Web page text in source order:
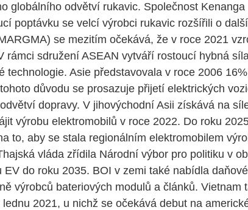
globálního odvětví rukavic. Společnost
poptávku se velcí výrobci rukavic rozšířili o
se mezitím očekává, že v roce 2021
sdružení ASEAN vytváří rostoucí hybná
Asie představovala v roce 2006
důvodu se prosazuje přijetí elektrických
dopravy. V jihovýchodní Asii získává na
výrobu elektromobilů v roce 2022. Do roku
to, aby se stala regionálním elektromobilem
vláda zřídila Národní výbor pro politiku v
do roku 2035. BOI v zemi také nabídla
výrobců bateriových modulů a článků.
2021, u nichž se očekává debut na